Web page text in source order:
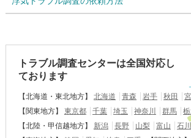
トラブル調査センターは全国対応し
ております
【北海道・東北地方】 北海道 青森 岩手 秋田
【関東地方】
東京都 千葉 埼玉 神奈川 群馬
【北陸・甲信越地方】
新潟 長野 山梨 富山 石川